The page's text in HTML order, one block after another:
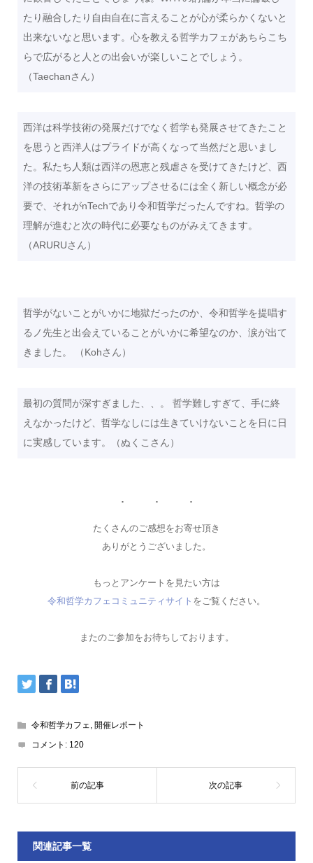
たり融合したり自由自在に言えることが心が柔らかくないと
出来ないなと思います。心を教える哲学カフェがあちらこち
らで広がると人との出会いが楽しいことでしょう。
（Taechanさん）
西洋は科学技術の発展だけでなく哲学も発展させてきたこと
を思うと西洋人はプライドが高くなって当然だと思いまし
た。私たち人類は西洋の恩恵と残虐さを受けてきたけど、西
洋の技術革新をさらにアップさせるには全く新しい概念が必
要で、それがnTechであり令和哲学だったんですね。哲学の
理解が進むと次の時代に必要なものがみえてきます。
（ARURUさん）
哲学がないことがいかに地獄だったのか、令和哲学を提唱す
るノ先生と出会えていることがいかに希望なのか、涙が出て
きました。 （Kohさん）
最初の質問が深すぎました、、。 哲学難しすぎて、手に終
えなかったけど、哲学なしには生きていけないことを日に日
に実感しています。（ぬくこさん）
たくさんのご感想をお寄せ頂き
ありがとうございました。
もっとアンケートを見たい方は
令和哲学カフェコミュニティサイト をご覧ください。
またのご参加をお待ちしております。
令和哲学カフェ, 開催レポート
コメント: 120
関連記事一覧